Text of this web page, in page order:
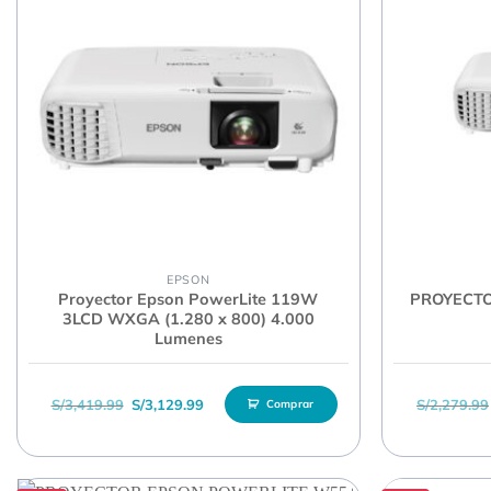
EPSON
Proyector Epson PowerLite 119W
3LCD WXGA (1.280 x 800) 4.000
Lumenes
S/3,419.99 El precio original era: S/3,419.99.
S/3,129.99El precio actual es: S/3,129.99.
Comprar S/2,279.99